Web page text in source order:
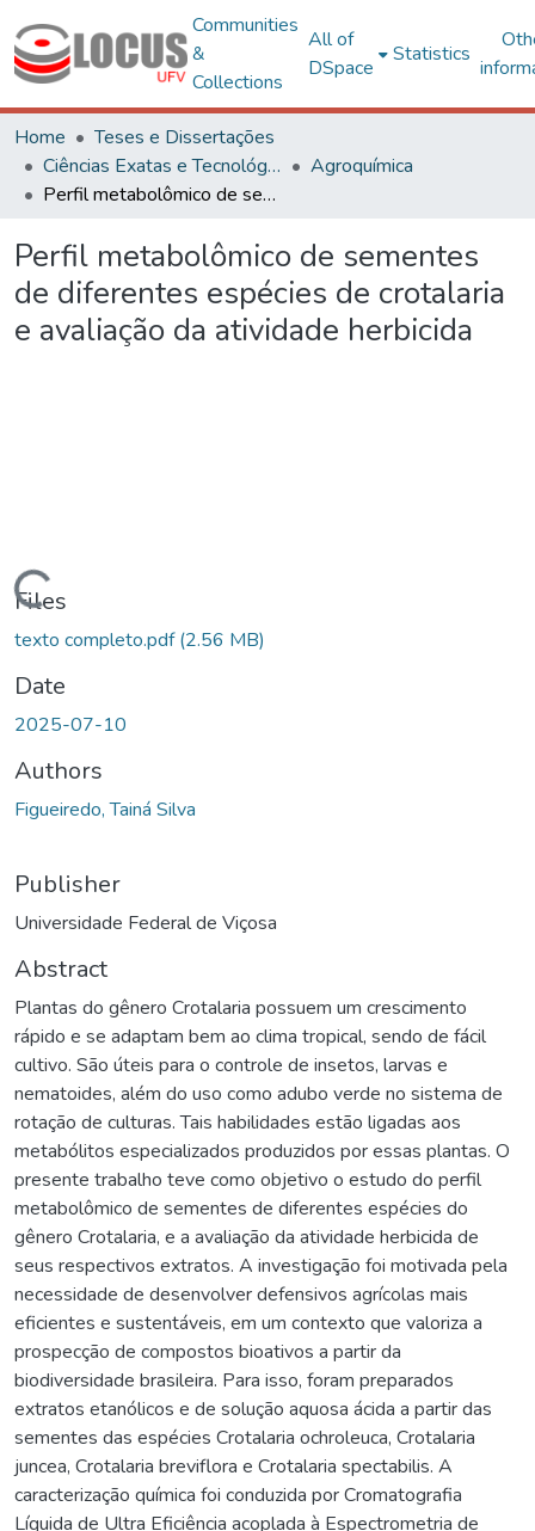
Communities
&
Collections
All of
DSpace
Statistics
Home
Teses e Dissertações
Ciências Exatas e Tecnológicas
Agroquímica
Perfil metabolômico de sementes de diferentes espécies de crotalaria e avaliação da atividade herbicida
Perfil metabolômico de sementes
de diferentes espécies de crotalaria
e avaliação da atividade herbicida
Files
texto completo.pdf(2.56 MB)
Date
2025-07-10
Authors
Figueiredo, Tainá Silva
Publisher
Universidade Federal de Viçosa
Abstract
Plantas do gênero Crotalaria possuem um crescimento
rápido e se adaptam bem ao clima tropical, sendo de fácil
cultivo. São úteis para o controle de insetos, larvas e
nematoides, além do uso como adubo verde no sistema de
rotação de culturas. Tais habilidades estão ligadas aos
metabólitos especializados produzidos por essas plantas. O
presente trabalho teve como objetivo o estudo do perfil
metabolômico de sementes de diferentes espécies do
gênero Crotalaria, e a avaliação da atividade herbicida de
seus respectivos extratos. A investigação foi motivada pela
necessidade de desenvolver defensivos agrícolas mais
eficientes e sustentáveis, em um contexto que valoriza a
prospecção de compostos bioativos a partir da
biodiversidade brasileira. Para isso, foram preparados
extratos etanólicos e de solução aquosa ácida a partir das
sementes das espécies Crotalaria ochroleuca, Crotalaria
juncea, Crotalaria breviflora e Crotalaria spectabilis. A
caracterização química foi conduzida por Cromatografia
Líquida de Ultra Eficiência acoplada à Espectrometria de